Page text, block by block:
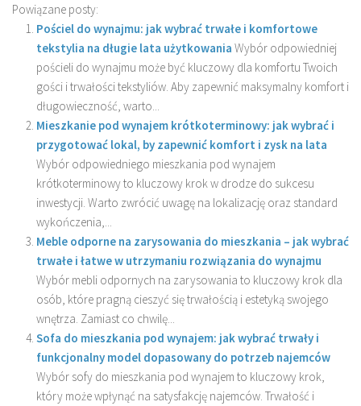
Powiązane posty:
Pościel do wynajmu: jak wybrać trwałe i komfortowe
tekstylia na długie lata użytkowania Wybór odpowiedniej
pościeli do wynajmu może być kluczowy dla komfortu Twoich
gości i trwałości tekstyliów. Aby zapewnić maksymalny komfort i
długowieczność, warto...
Mieszkanie pod wynajem krótkoterminowy: jak wybrać i
przygotować lokal, by zapewnić komfort i zysk na lata
Wybór odpowiedniego mieszkania pod wynajem
krótkoterminowy to kluczowy krok w drodze do sukcesu
inwestycji. Warto zwrócić uwagę na lokalizację oraz standard
wykończenia,...
Meble odporne na zarysowania do mieszkania – jak wybrać
trwałe i łatwe w utrzymaniu rozwiązania do wynajmu
Wybór mebli odpornych na zarysowania to kluczowy krok dla
osób, które pragną cieszyć się trwałością i estetyką swojego
wnętrza. Zamiast co chwilę...
Sofa do mieszkania pod wynajem: jak wybrać trwały i
funkcjonalny model dopasowany do potrzeb najemców
Wybór sofy do mieszkania pod wynajem to kluczowy krok,
który może wpłynąć na satysfakcję najemców. Trwałość i